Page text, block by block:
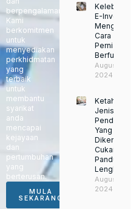
berpengalaman.
Kami
berkomitmen
untuk
menyediakan
perkhidmatan
yang
terbaik
untuk
membantu
syarikat
anda
mencapai
kejayaan
dan
pertumbuhan
yang
berterusan.
MULA
SEKARANG
Kelebihan
E-Invoice:
Mengubah
Cara
Perniagaan
Berfungsi
August 22,
2024
Ketahui
Jenis
Pendapatan
Yang
Dikenakan
Cukai:
Panduan
Lengkap
August 22,
2024